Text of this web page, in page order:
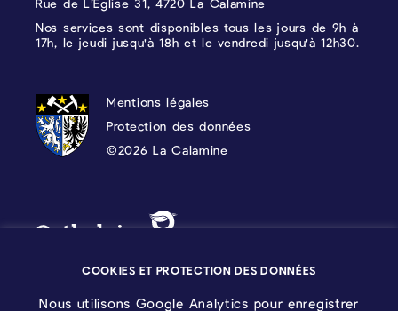
Rue de L’Eglise 31, 4720 La Calamine
Nos services sont disponibles tous les jours de 9h à
17h, le jeudi jusqu'à 18h et le vendredi jusqu'à 12h30.
PROTECTION DES DONNÉES, MENTIONS
Mentions légales
Protection des données
©2026 La Calamine
COOKIES ET PROTECTION DES DONNÉES
Nous utilisons Google Analytics pour enregistrer